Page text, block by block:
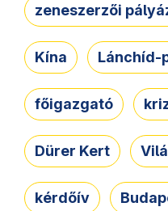
zeneszerzői
Kína Lánchíd-
főigazgató
Dürer Kert
kérdőív